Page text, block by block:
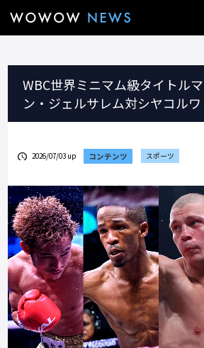
WBC世界ミニマム級タイトル
ン・ジェルサレム対シヤコル
2026/07/03 up コンテンツ スポーツ